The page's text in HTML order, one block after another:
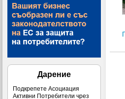
Дарение
Подкрепете Асоциация
Активни Потребители чрез